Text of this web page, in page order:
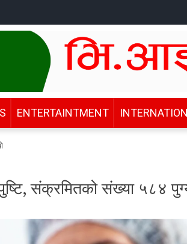
ENTERTAINTMENT
संक्रमितको संख्या ५८४